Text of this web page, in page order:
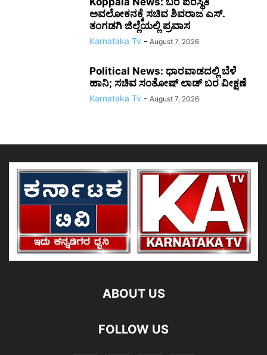
ಅವಲೋಕನಕ್ಕೆ ಸಚಿವ ಶಿವರಾಜ ಎಸ್.
ತಂಗಡಗಿ ಜಿಲ್ಲೆಯಲ್ಲಿ ಪ್ರವಾಸ
Karnataka Tv - August 7, 2026
Political News: ಧಾರವಾಡದಲ್ಲಿ ಬೆಳೆ
ಹಾನಿ; ಸಚಿವ ಸಂತೋಷ್ ಲಾಡ್ ಬರ ವೀಕ್ಷಣೆ
Karnataka Tv - August 7, 2026
ABOUT US
FOLLOW US